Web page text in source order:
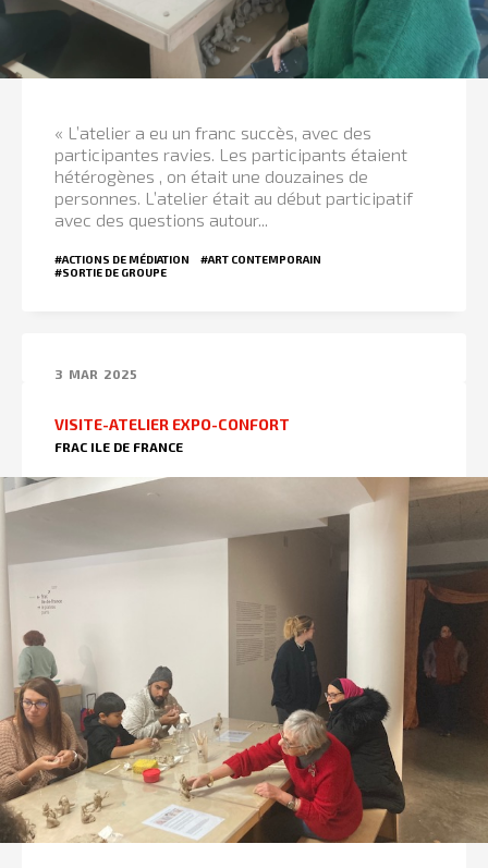
« L’atelier a eu un franc succès, avec des
participantes ravies. Les participants étaient
hétérogènes , on était une douzaines de
personnes. L’atelier était au début participatif
avec des questions autour...
#ACTIONS DE MÉDIATION
#ART CONTEMPORAIN
#SORTIE DE GROUPE
3 MAR 2025
VISITE-ATELIER EXPO-CONFORT
FRAC ILE DE FRANCE